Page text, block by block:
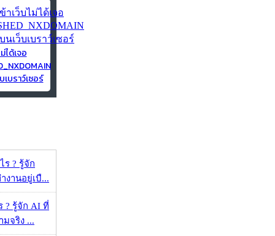
ได้เจอ
บราว์เซอร์
ร ? รู้จัก
งานอยู่เบื...
? รู้จัก AI ที่
จริง ...